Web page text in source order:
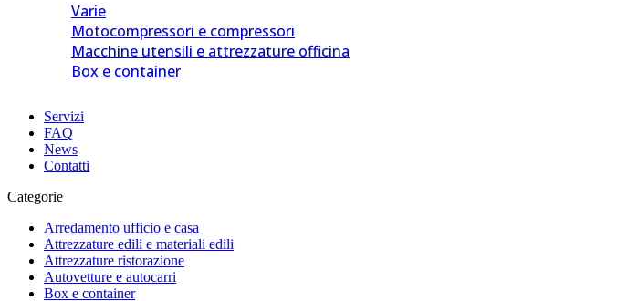
Varie
Motocompressori e compressori
Macchine utensili e attrezzature officina
Box e container
Servizi
FAQ
News
Contatti
Categorie
Arredamento ufficio e casa
Attrezzature edili e materiali edili
Attrezzature ristorazione
Autovetture e autocarri
Box e container